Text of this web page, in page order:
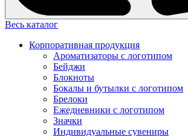
Весь каталог
Корпоративная продукция
Ароматизаторы с логотипом
Бейджи
Блокноты
Бокалы и бутылки с логотипом
Брелоки
Ежедневники с логотипом
Значки
Индивидуальные сувениры